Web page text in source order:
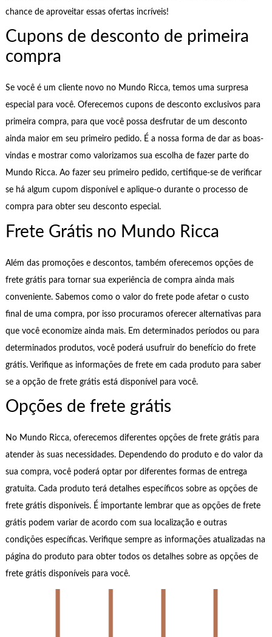
chance de aproveitar essas ofertas incríveis!
Cupons de desconto de primeira
compra
Se você é um cliente novo no Mundo Ricca, temos uma surpresa
especial para você. Oferecemos cupons de desconto exclusivos para
primeira compra, para que você possa desfrutar de um desconto
ainda maior em seu primeiro pedido. É a nossa forma de dar as boas-
vindas e mostrar como valorizamos sua escolha de fazer parte do
Mundo Ricca. Ao fazer seu primeiro pedido, certifique-se de verificar
se há algum cupom disponível e aplique-o durante o processo de
compra para obter seu desconto especial.
Frete Grátis no Mundo Ricca
Além das promoções e descontos, também oferecemos opções de
frete grátis para tornar sua experiência de compra ainda mais
conveniente. Sabemos como o valor do frete pode afetar o custo
final de uma compra, por isso procuramos oferecer alternativas para
que você economize ainda mais. Em determinados períodos ou para
determinados produtos, você poderá usufruir do benefício do frete
grátis. Verifique as informações de frete em cada produto para saber
se a opção de frete grátis está disponível para você.
Opções de frete grátis
No Mundo Ricca, oferecemos diferentes opções de frete grátis para
atender às suas necessidades. Dependendo do produto e do valor da
sua compra, você poderá optar por diferentes formas de entrega
gratuita. Cada produto terá detalhes específicos sobre as opções de
frete grátis disponíveis. É importante lembrar que as opções de frete
grátis podem variar de acordo com sua localização e outras
condições específicas. Verifique sempre as informações atualizadas na
página do produto para obter todos os detalhes sobre as opções de
frete grátis disponíveis para você.